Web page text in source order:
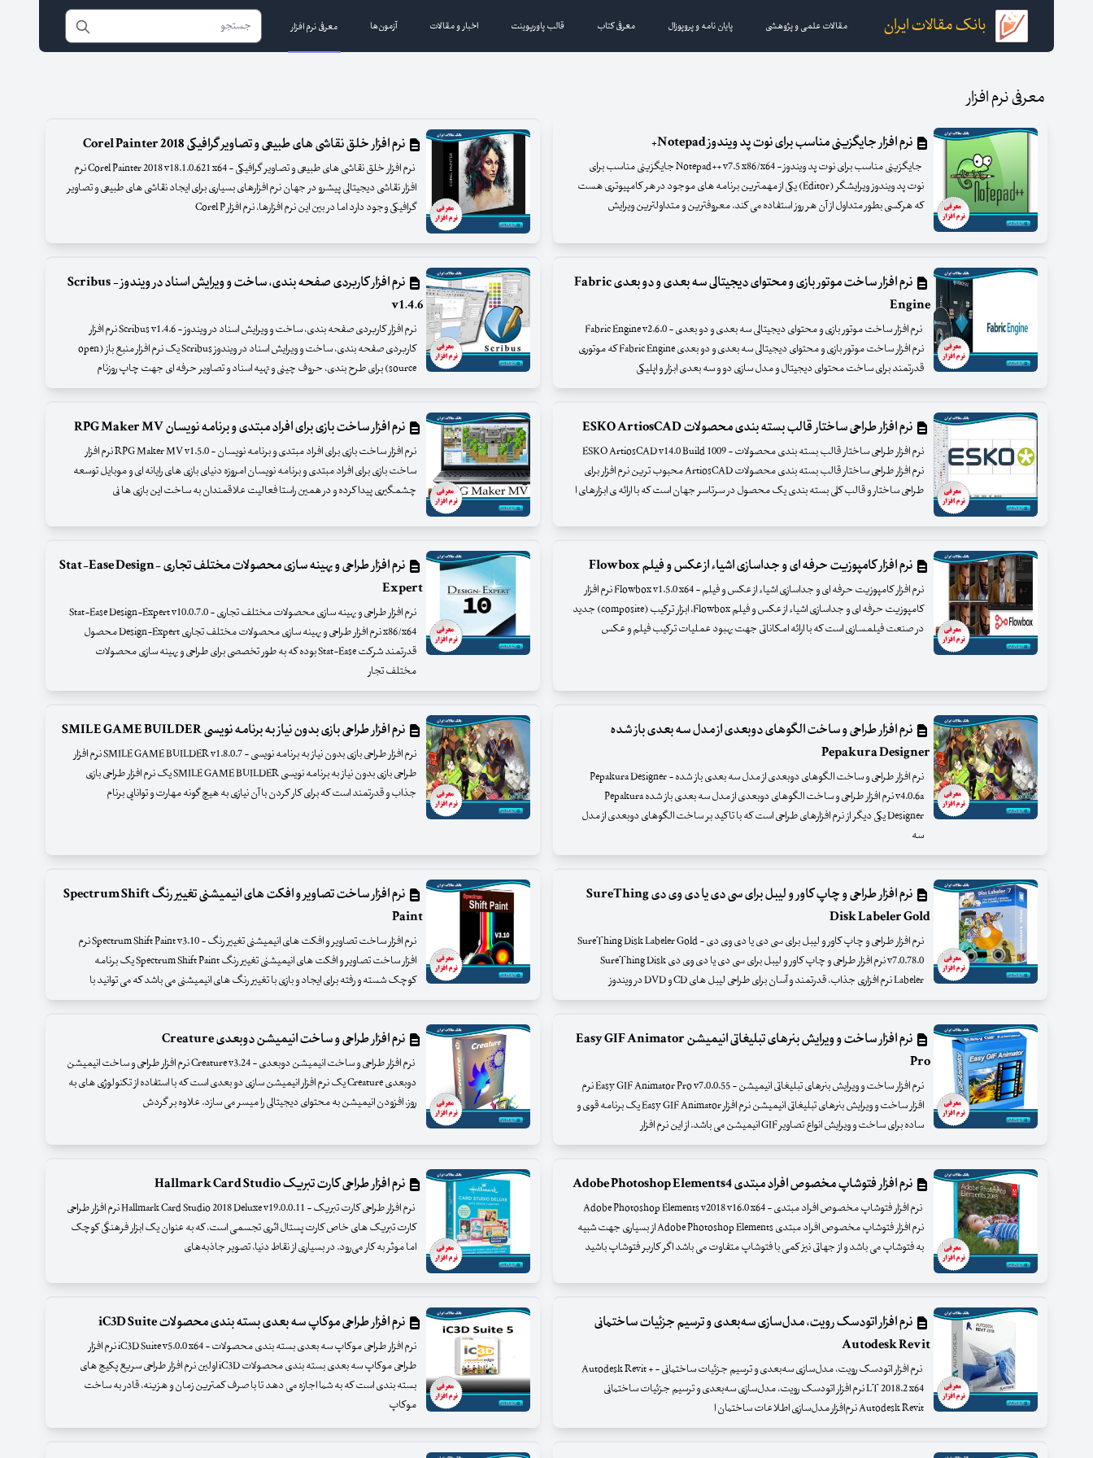
بانک مقالات ایران مقالات علمی و پژوهشی پایان نامه و پروپوزال معرفی کتاب قالب پاورپوینت اخبار و مقالات آزمون‌ها معرفی نرم افزار
معرفی نرم افزار
نرم افزار جایگزینی مناسب برای نوت پد ویندوز Notepad+
جایگزینی مناسب برای نوت پد ویندوز - Notepad++ v7.5 x86/x64 جایگزینی مناسب برای
نوت پد ویندوز ویرایشگر (Editor) یکی از مهمترین برنامه های موجود در هر کامپیوتری هست
که هرکسی بطور متداول از آن هر روز استفاده می کند. معروفترین و متداولترین ویرایش
نرم افزار خلق نقاشی های طبیعی و تصاویر گرافیکی Corel Painter 2018
نرم افزار خلق نقاشی های طبیعی و تصاویر گرافیکی - Corel Painter 2018 v18.1.0.621 x64 نرم
افزار نقاشی دیجیتالی پیشرو در جهان نرم افزارهای بسیاری برای ایجاد نقاشی های طبیعی و تصاویر
گرافیکی وجود دارد اما در بین این نرم افزارها، نرم افزار Corel P
نرم افزار ساخت موتور بازی و محتوای دیجیتالی سه بعدی و دو بعدی Fabric
Engine
نرم افزار ساخت موتور بازی و محتوای دیجیتالی سه بعدی و دو بعدی - Fabric Engine v2.6.0
نرم افزار ساخت موتور بازی و محتوای دیجیتالی سه بعدی و دو بعدی Fabric Engine که موتوری
قدرتمند برای ساخت محتوای دیجیتال و مدل سازی دو و سه بعدی ابزار و اپلیکی
نرم افزار کاربردی صفحه بندی، ساخت و ویرایش اسناد در ویندوز - Scribus
v1.4.6
نرم افزار کاربردی صفحه بندی، ساخت و ویرایش اسناد در ویندوز - Scribus v1.4.6 نرم افزار
کاربردی صفحه بندی، ساخت و ویرایش اسناد در ویندوز Scribus یک نرم افزار منبع باز (open
source) برای طرح بندی، حروف چینی و تهیه اسناد و تصاویر حرفه ای جهت چاپ روزنام
نرم افزار طراحی ساختار قالب بسته بندی محصولات ESKO ArtiosCAD
نرم افزار طراحی ساختار قالب بسته بندی محصولات - ESKO ArtiosCAD v14.0 Build 1009
نرم افزار طراحی ساختار قالب بسته بندی محصولات ArtiosCAD محبوب ترین نرم افزار برای
طراحی ساختار و قالب کلی بسته بندی یک محصول در سرتاسر جهان است که با ارائه ی ابزارهای ا
نرم افزار ساخت بازی برای افراد مبتدی و برنامه نویسان RPG Maker MV
نرم افزار ساخت بازی برای افراد مبتدی و برنامه نویسان - RPG Maker MV v1.5.0 نرم افزار
ساخت بازی برای افراد مبتدی و برنامه نویسان امروزه دنیای بازی های رایانه ای و موبایل توسعه
چشمگیری پیدا کرده و در همین راستا فعالیت علاقمندان به ساخت این بازی ها نی
نرم افزار کامپوزیت حرفه ای و جداسازی اشیاء از عکس و فیلم Flowbox
نرم افزار کامپوزیت حرفه ای و جداسازی اشیاء از عکس و فیلم - Flowbox v1.5.0 x64 نرم افزار
کامپوزیت حرفه ای و جداسازی اشیاء از عکس و فیلم Flowbox، ابزار ترکیب (composite) جدید
در صنعت فیلمسازی است که با ارائه امکاناتی جهت بهبود عملیات ترکیب فیلم و عکس
نرم افزار طراحی و بهینه سازی محصولات مختلف تجاری Stat-Ease Design-
Expert
نرم افزار طراحی و بهینه سازی محصولات مختلف تجاری - Stat-Ease Design-Expert v10.0.7.0
x86/x64 نرم افزار طراحی و بهینه سازی محصولات مختلف تجاری Design-Expert محصول
قدرتمند شرکت Stat-Ease بوده که به طور تخصصی برای طراحی و بهینه سازی محصولات
مختلف تجار
نرم افزار طراحی و ساخت الگوهای دوبعدی از مدل سه بعدی باز شده
Pepakura Designer
نرم افزار طراحی و ساخت الگوهای دوبعدی از مدل سه بعدی باز شده - Pepakura Designer
v4.0.6a نرم افزار طراحی و ساخت الگوهای دوبعدی از مدل سه بعدی باز شده Pepakura
Designer یکی دیگر از نرم افزارهای طراحی است که با تاکید بر ساخت الگوهای دوبعدی از مدل
سه
نرم افزار طراحی بازی بدون نیاز به برنامه نویسی SMILE GAME BUILDER
نرم افزار طراحی بازی بدون نیاز به برنامه نویسی - SMILE GAME BUILDER v1.8.0.7 نرم افزار
طراحی بازی بدون نیاز به برنامه نویسی SMILE GAME BUILDER یک نرم افزار طراحی بازی
جذاب و قدرتمند است که برای کار کردن با آن نیازی به هیچ گونه مهارت و توانایی برنام
نرم افزار طراحی و چاپ کاور و لیبل برای سی دی یا دی وی دی SureThing
Disk Labeler Gold
نرم افزار طراحی و چاپ کاور و لیبل برای سی دی یا دی وی دی - SureThing Disk Labeler Gold
v7.0.78.0 نرم افزار طراحی و چاپ کاور و لیبل برای سی دی یا دی وی دی SureThing Disk
Labeler نرم افزاری جذاب، قدرتمند و آسان برای طراحی لیبل های CD و DVD در ویندوز
نرم افزار ساخت تصاویر و افکت های انیمیشنی تغییر رنگ Spectrum Shift
Paint
نرم افزار ساخت تصاویر و افکت های انیمیشنی تغییر رنگ - Spectrum Shift Paint v3.10 نرم
افزار ساخت تصاویر و افکت های انیمیشنی تغییر رنگ Spectrum Shift Paint یک برنامه
کوچک شسته و رفته برای ایجاد و بازی با تغییر رنگ های انیمیشنی می باشد که می توانید با
نرم افزار ساخت و ویرایش بنرهای تبلیغاتی انیمیشن Easy GIF Animator
Pro
نرم افزار ساخت و ویرایش بنرهای تبلیغاتی انیمیشن - Easy GIF Animator Pro v7.0.0.55 نرم
افزار ساخت و ویرایش بنرهای تبلیغاتی انیمیشن نرم افزار Easy GIF Animator یک برنامه قوی و
ساده برای ساخت و ویرایش انواع تصاویر GIF انیمیشن می باشد. از این نرم افزار
نرم افزار طراحی و ساخت انیمیشن دوبعدی Creature
نرم افزار طراحی و ساخت انیمیشن دوبعدی - Creature v3.24 نرم افزار طراحی و ساخت انیمیشن
دوبعدی Creature یک نرم افزار انیمیشن سازی دو بعدی است که با استفاده از تکنولوژی های به
روز، افزودن انیمیشن به محتوای دیجیتالی را میسر می سازد. علاوه بر گردش
نرم افزار فتوشاپ مخصوص افراد مبتدی Adobe Photoshop Elements4
نرم افزار فتوشاپ مخصوص افراد مبتدی - Adobe Photoshop Elements v2018 v16.0 x64
نرم افزار فتوشاپ مخصوص افراد مبتدی Adobe Photoshop Elements از بسیاری جهت شبیه
به فتوشاپ می باشد و از جهاتی نیز کمی با فتوشاپ متفاوت می باشد اگر کاربر فتوشاپ باشید
نرم افزار طراحی کارت تبریک Hallmark Card Studio
نرم افزار طراحی کارت تبریک - Hallmark Card Studio 2018 Deluxe v19.0.0.11 نرم افزار طراحی
کارت تبریک های خاص کارت پستال اثری تجسمی است، که به عنوان یک ابزار فرهنگی کوچک
اما موثر به کار می‌رود. در بسیاری از نقاط دنیا، تصویر جاذبه‌های
نرم افزار اتودسک رویت، مدل‌سازی سه‌بعدی و ترسیم جزئیات ساختمانی
Autodesk Revit
نرم افزار اتودسک رویت، مدل‌سازی سه‌بعدی و ترسیم جزئیات ساختمانی - Autodesk Revit +
LT 2018.2 x64 نرم افزار اتودسک رویت، مدل‌سازی سه‌بعدی و ترسیم جزئیات ساختمانی
Autodesk Revit نرم‌افزار مدل‌سازی اطلاعات ساختمان ا
نرم افزار طراحی موکاپ سه بعدی بسته بندی محصولات iC3D Suite
نرم افزار طراحی موکاپ سه بعدی بسته بندی محصولات - iC3D Suite v5.0.0 x64 نرم افزار
طراحی موکاپ سه بعدی بسته بندی محصولات iC3D اولین نرم افزار طراحی سریع پکیج های
بسته بندی است که به شما اجازه می دهد تا با صرف کمترین زمان و هزینه، قادر به ساخت
موکاپ